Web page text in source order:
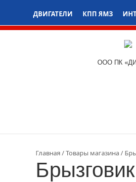
ДВИГАТЕЛИ КПП ЯМЗ
ООО ПК
Главная Товары магазина